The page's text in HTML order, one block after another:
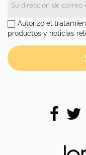
Autorizo el
productos y noticias